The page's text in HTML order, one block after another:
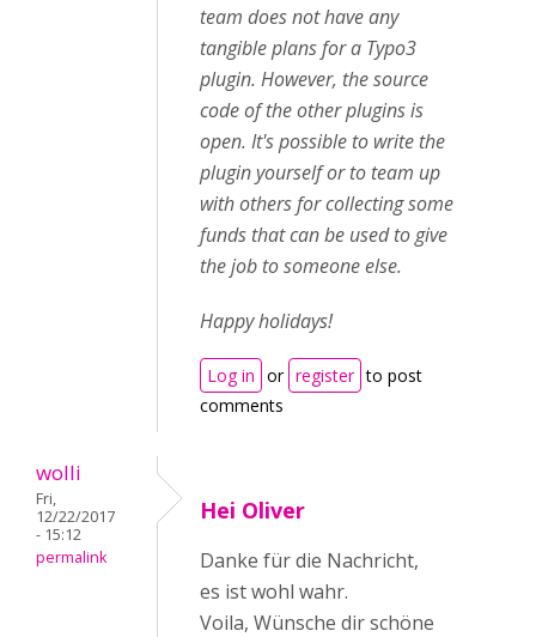
team does not have any
tangible plans for a Typo3
plugin. However, the source
code of the other plugins is
open. It's possible to write the
plugin yourself or to team up
with others for collecting some
funds that can be used to give
the job to someone else.
Happy holidays!
Log in or register to post
comments
wolli
Fri,
12/22/2017
- 15:12
permalink
Hei Oliver
Danke für die Nachricht,
es ist wohl wahr.
Voila, Wünsche dir schöne